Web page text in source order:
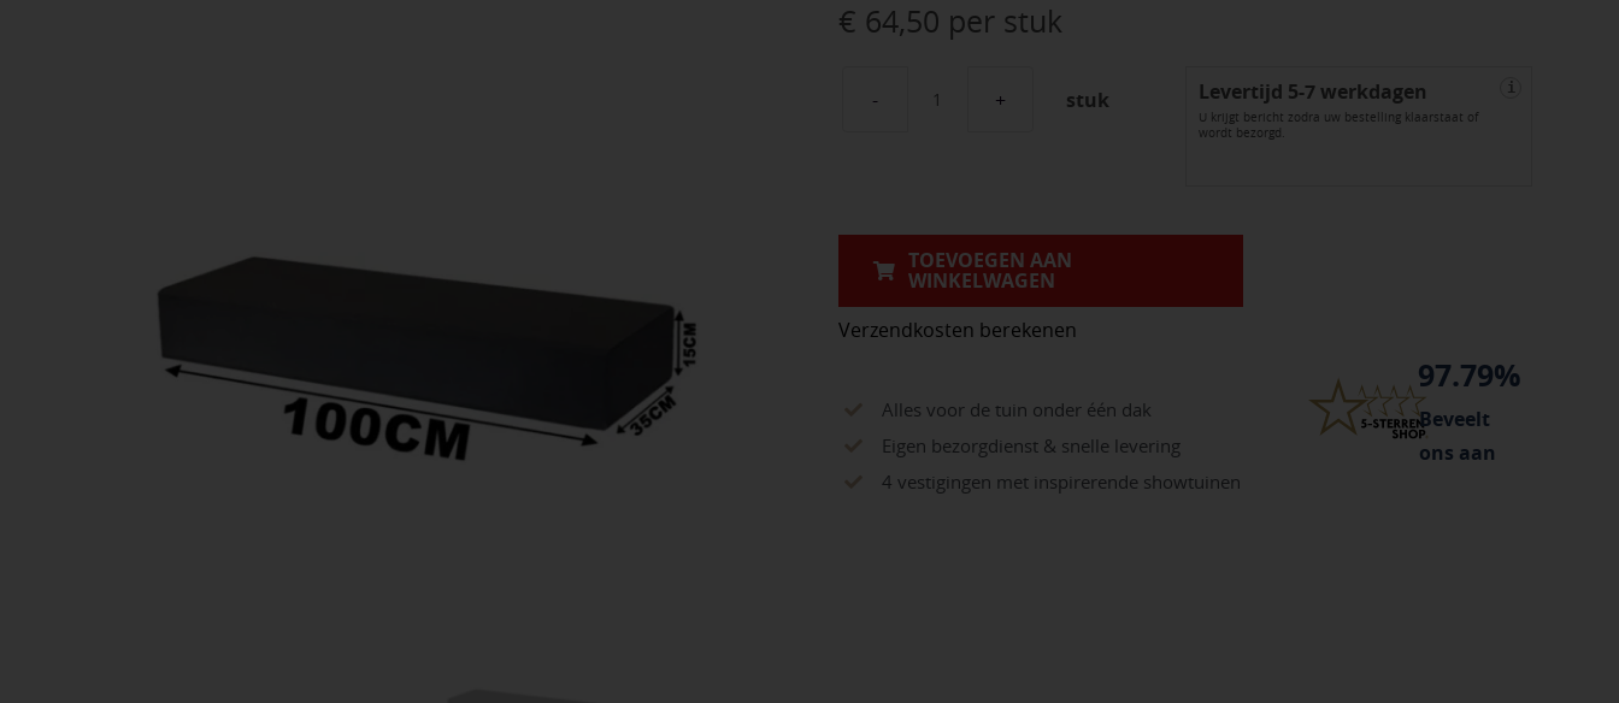
€ 64,50 per stuk
GeoFacetto
aantal
stuk Levertijd 5-7 werkdagen
U krijgt bericht zodra uw bestelling klaarstaat of
wordt bezorgd.
i
TOEVOEGEN AAN
WINKELWAGEN
Verzendkosten berekenen
Alles voor de tuin onder één dak
Eigen bezorgdienst & snelle levering
4 vestigingen met inspirerende showtuinen
97.79%
Beveelt
ons aan